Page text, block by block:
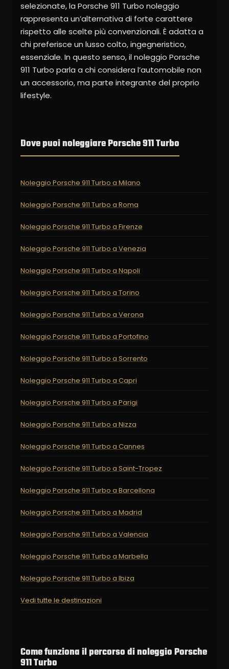
selezionate, la Porsche 911 Turbo noleggio
rappresenta un’alternativa di forte carattere
rispetto alle scelte più convenzionali. È adatta a
chi preferisce un lusso colto, ingegneristico,
essenziale. In questo senso, il noleggio Porsche
911 Turbo parla a chi considera l’automobile non
un accessorio, ma parte integrante del proprio
lifestyle.
Dove puoi noleggiare Porsche 911 Turbo
Noleggio Porsche 911 Turbo a Milano
Noleggio Porsche 911 Turbo a Roma
Noleggio Porsche 911 Turbo a Firenze
Noleggio Porsche 911 Turbo a Venezia
Noleggio Porsche 911 Turbo a Napoli
Noleggio Porsche 911 Turbo a Torino
Noleggio Porsche 911 Turbo a Verona
Noleggio Porsche 911 Turbo a Portofino
Noleggio Porsche 911 Turbo a Sorrento
Noleggio Porsche 911 Turbo a Capri
Noleggio Porsche 911 Turbo a Parigi
Noleggio Porsche 911 Turbo a Nizza
Noleggio Porsche 911 Turbo a Cannes
Noleggio Porsche 911 Turbo a Saint-Tropez
Noleggio Porsche 911 Turbo a Barcellona
Noleggio Porsche 911 Turbo a Madrid
Noleggio Porsche 911 Turbo a Valencia
Noleggio Porsche 911 Turbo a Marbella
Noleggio Porsche 911 Turbo a Ibiza
Vedi tutte le destinazioni
Come funziona il percorso di noleggio Porsche
911 Turbo